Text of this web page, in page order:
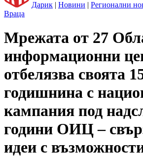
Дарик | Новини | Регионални
Враца
Мрежата от 27
информационни
отбелязва своята
годишнина с
кампания под
години ОИЦ –
идеи с